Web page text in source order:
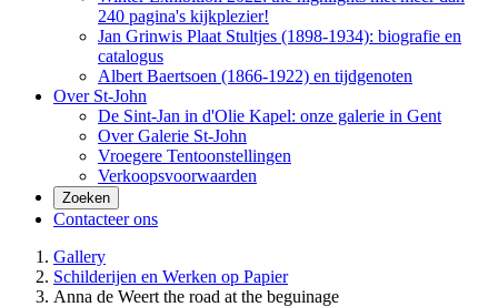
240 pagina's kijkplezier!
Jan Grinwis Plaat Stultjes (1898-1934): biografie en
catalogus
Albert Baertsoen (1866-1922) en tijdgenoten
Over St-John
De Sint-Jan in d'Olie Kapel: onze galerie in Gent
Over Galerie St-John
Vroegere Tentoonstellingen
Verkoopsvoorwaarden
Zoeken
Contacteer ons
Gallery
Schilderijen en Werken op Papier
Anna de Weert the road at the beguinage